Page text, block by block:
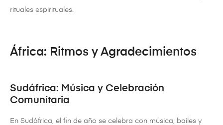
rituales espirituales.
África: Ritmos y Agradecimientos
Sudáfrica: Música y Celebración
Comunitaria
En Sudáfrica, el fin de año se celebra con música, bailes y